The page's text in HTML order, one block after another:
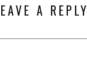
A REPLY